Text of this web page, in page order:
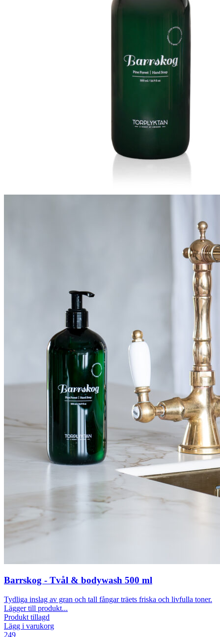
Barrskog - Tvål & bodywash 500 ml
Tydliga inslag av gran och tall fångar träets friska och livfulla toner.
Lägger till produkt...
Produkt tillagd
Lägg i varukorg
249